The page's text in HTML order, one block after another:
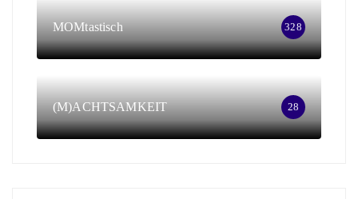
MOMtastisch 328
(M)ACHTSAMKEIT 28